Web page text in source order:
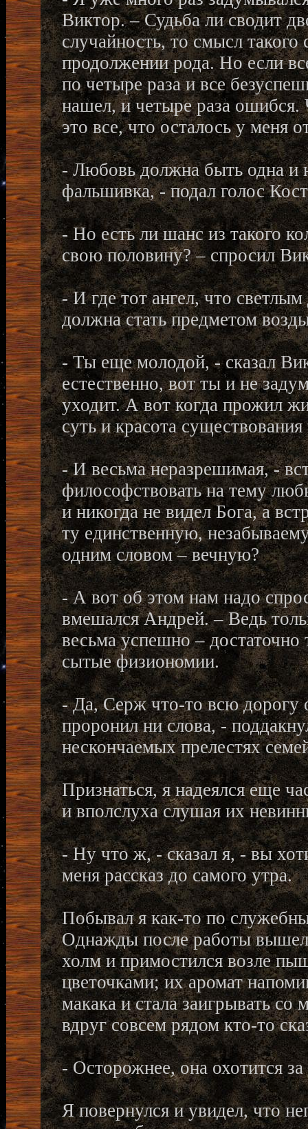
Виктор. – Судьба ли сводит
случайность, то смысл
продолжении рода. Но если
по четыре раза и все
нашел, и четыре раза ошибся.
это все, что осталось у меня
- Любовь должна быть одна и
фальшивка, - подал голос
- Но есть ли шанс из такого
свою половину? – спросил
- И где тот ангел, что
должна стать предметом
- Ты еще молодой, - сказал
естественно, вот ты и не
уходит. А вот когда прожил
суть и красота
- И весьма неразрешимая, -
философствовать на тему
и никогда не видел Бога, а
ту единственную,
одним словом – вечную?
- А вот об этом нам надо
вмешался Андрей. – Ведь
весьма успешно – достаточно
сытые физиономии.
- Да, Серж что-то всю дорогу
проронил ни слова, -
нескончаемых прелестях
Признаться, я надеялся еще
и вполслуха слушая их
- Ну что ж, - сказал я, - вы
меня рассказ до самого утра.
Побывал я как-то по
Однажды после работы вышел
холм и примостился возле
цветочками; их аромат
макака и стала заигрывать
вдруг совсем рядом кто-то
- Осторожнее, она охотится
Я повернулся и увидел, что